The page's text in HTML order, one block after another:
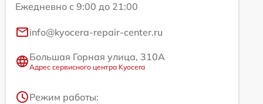
Ежедневно с 9:00 до 21:00
info@kyocera-repair-center.ru
Большая Горная улица, 310А
Адрес сервисного центра Kyocera
Режим работы: